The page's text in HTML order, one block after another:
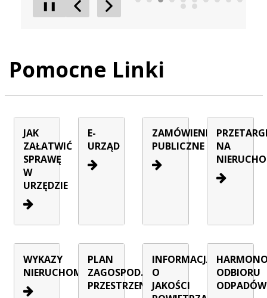
❚❚
Poprzedni Element
Następny Element
Pomocne Linki
JAK
ZAŁATWIĆ
SPRAWĘ
W
URZĘDZIE
E-
URZĄD
ZAMÓWIENIA
PUBLICZNE
NA
WYKAZY
NIERUCHOMOŚCI
PLAN
ZAGOSPOD.
PRZESTRZENNEGO
INFORMACJA
O
JAKOŚCI
ODBIORU
ODPADÓW